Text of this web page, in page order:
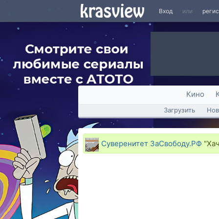
Вход или
Кино
Загрузить
Суверенитет ЗаСвободу.РФ